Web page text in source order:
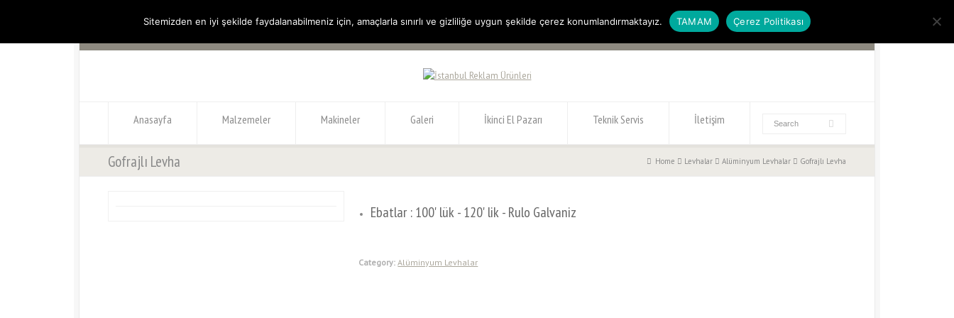
Anasayfa Malzemeler Makineler Galeri İkinci El Pazarı Teknik Servis İletişim
Gofrajlı Levha Home Levhalar Alüminyum Levhalar Gofrajlı Levha
Ebatlar : 100' lük - 120' lik - Rulo Galvaniz
Category: Alüminyum Levhalar
Sitemizden en iyi şekilde faydalanabilmeniz için, amaçlarla sınırlı ve gizliliğe uygun şekilde çerez konumlandırmaktayız. TAMAM Çerez Politikası